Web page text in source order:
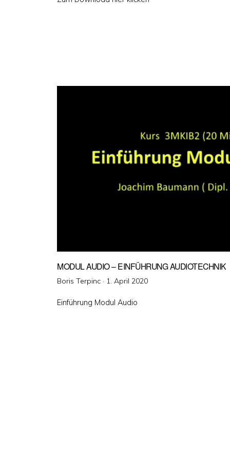
MODUL AUDIO – EINFÜHRUNG AUDIOTECHNIK
Boris Terpinc · Veröffentlicht
1. April 2020
Einführung Modul Audio